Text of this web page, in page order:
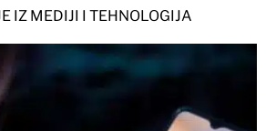
IZ MEDIJI I TEHNOLOGIJA